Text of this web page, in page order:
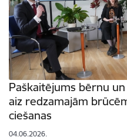
Paškaitējums bērnu
aiz redzamajām
ciešanas
04.06.2026.